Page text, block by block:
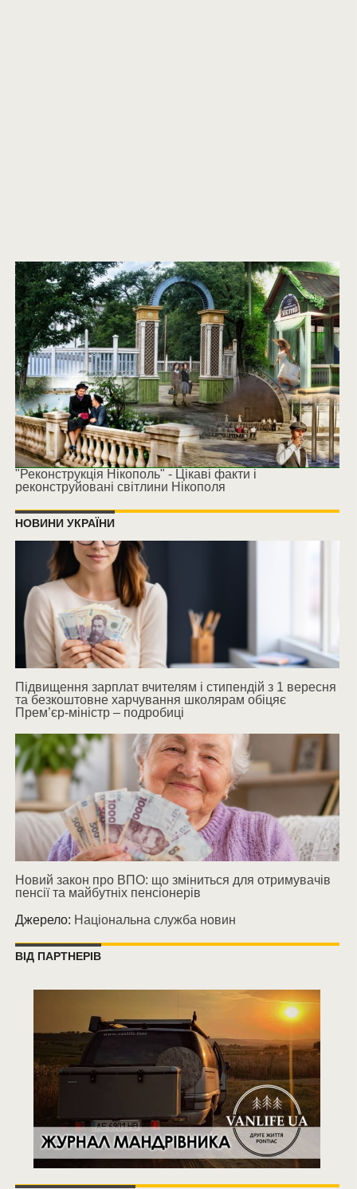
"Реконструкція Нікополь" - Цікаві факти і
реконструйовані світлини Нікополя
НОВИНИ УКРАЇНИ
Підвищення зарплат вчителям і стипендій з 1 вересня
та безкоштовне харчування школярам обіцяє
Прем’єр-міністр – подробиці
Новий закон про ВПО: що зміниться для отримувачів
пенсії та майбутніх пенсіонерів
Джерело: Національна служба новин
ВІД ПАРТНЕРІВ